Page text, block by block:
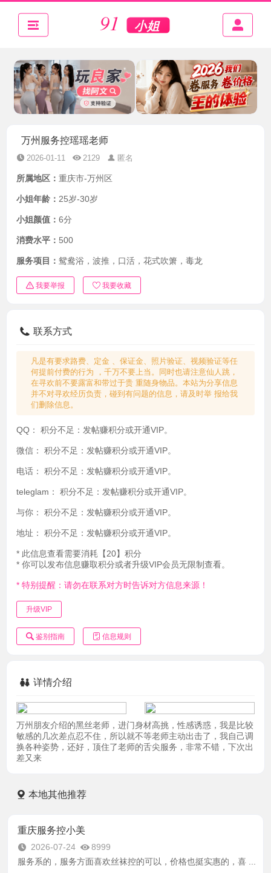
万州服务控瑶瑶老师
2026-01-11 2129 匿名
所属地区： 重庆市-万州区
小姐年龄： 25岁-30岁
小姐颜值： 6分
消费水平： 500
服务项目： 鸳鸯浴，波推，口活，花式吹箫，毒龙
我要举报 我要收藏
联系方式
凡是有要求路费、定金 、保证金、照片验证、视频验证等任
何提前付费的行为 ，千万不要上当。同时也请注意仙人跳，
在寻欢前不要露富和带过于贵 重随身物品。本站为分享信息
并不对寻欢经历负责，碰到有问题的信息，请及时举 报给我
们删除信息。
QQ： 积分不足：发帖赚积分或开通VIP。
微信： 积分不足：发帖赚积分或开通VIP。
电话： 积分不足：发帖赚积分或开通VIP。
teleglam： 积分不足：发帖赚积分或开通VIP。
与你： 积分不足：发帖赚积分或开通VIP。
地址： 积分不足：发帖赚积分或开通VIP。
* 此信息查看需要消耗【20】积分
* 你可以发布信息赚取积分或者升级VIP会员无限制查看。
* 特别提醒：请勿在联系对方时告诉对方信息来源！
升级VIP
鉴别指南 信息规则
详情介绍
万州朋友介绍的黑丝老师，进门身材高挑，性感诱惑，我是比较
敏感的几次差点忍不住，所以就不等老师主动出击了，我自己调
换各种姿势，还好，顶住了老师的舌尖服务，非常不错，下次出
差又来
本地其他推荐
重庆服务控小美
2026-07-24
8999
服务系的，服务方面喜欢丝袜控的可以，价格也挺实惠的，喜 ...